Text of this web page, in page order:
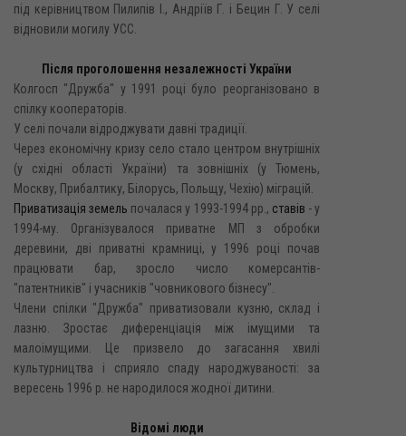
під керівництвом Пилипів І., Андріїв Г. і Бецин Г. У селі
відновили могилу УСС.
Після проголошення незалежності України
Колгосп "Дружба" у 1991 році було реорганізовано в
спілку кооператорів.
У селі почали відроджувати давні традиції.
Через економічну кризу село стало центром внутрішніх
(у східні області України) та зовнішніх (у Тюмень,
Москву, Прибалтику, Білорусь, Польщу, Чехію) міграцій.
Приватизація земель почалася у 1993-1994 pp., ставів - y
1994-му. Організувалося приватне МП з обробки
деревини, дві приватні крамниці, у 1996 році почав
працювати бар, зросло число комерсантів-
"патентників" і учасників "човникового бізнесу".
Члени спілки "Дружба" приватизовали кузню, склад і
лазню. Зростає диференціація між імущими та
малоімущими. Це призвело до загасання хвилі
культурництва і сприяло спаду народжуваності: за
вересень 1996 р. не народилося жодної дитини.
Відомі люди